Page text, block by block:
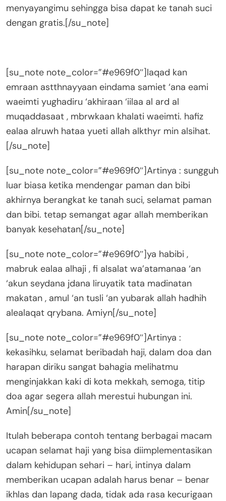
menyayangimu sehingga bisa dapat ke tanah suci
dengan gratis.[/su_note]
[su_note note_color=”#e969f0″]laqad kan
emraan astthnayyaan eindama samiet ‘ana eami
waeimti yughadiru ‘akhiraan ‘iilaa al ard al
muqaddasaat , mbrwkaan khalati waeimti. hafiz
ealaa alruwh hataa yueti allah alkthyr min alsihat.
[/su_note]
[su_note note_color=”#e969f0″]Artinya : sungguh
luar biasa ketika mendengar paman dan bibi
akhirnya berangkat ke tanah suci, selamat paman
dan bibi. tetap semangat agar allah memberikan
banyak kesehatan[/su_note]
[su_note note_color=”#e969f0″]ya habibi ,
mabruk ealaa alhaji , fi alsalat wa’atamanaa ‘an
‘akun seydana jdana liruyatik tata madinatan
makatan , amul ‘an tusli ‘an yubarak allah hadhih
alealaqat qrybana. Amiyn[/su_note]
[su_note note_color=”#e969f0″]Artinya :
kekasihku, selamat beribadah haji, dalam doa dan
harapan diriku sangat bahagia melihatmu
menginjakkan kaki di kota mekkah, semoga, titip
doa agar segera allah merestui hubungan ini.
Amin[/su_note]
Itulah beberapa contoh tentang berbagai macam
ucapan selamat haji yang bisa diimplementasikan
dalam kehidupan sehari – hari, intinya dalam
memberikan ucapan adalah harus benar – benar
ikhlas dan lapang dada, tidak ada rasa kecurigaan